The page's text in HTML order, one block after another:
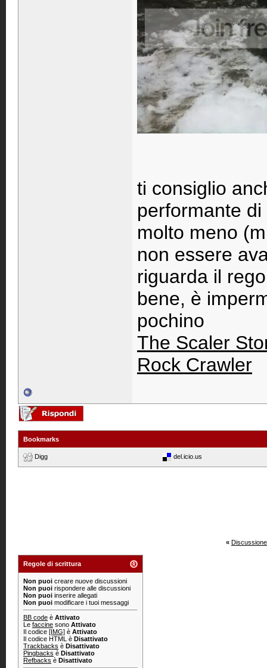
ti consiglio
performante
molto meno
non essere
riguarda il
bene, è
pochino
The Scaler
Rock Crawler
Bookmarks
Digg del.icio.us
«
Regole di scrittura
Non puoi creare nuove discussioni
Non puoi rispondere alle discussioni
Non puoi inserire allegati
Non puoi modificare i tuoi messaggi
BB code è Attivato
Le faccine sono Attivato
Il codice [IMG] è Attivato
Il codice HTML è Disattivato
Trackbacks è Disattivato
Pingbacks è Disattivato
Refbacks è Disattivato